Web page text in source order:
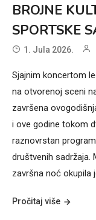
BROJNE
SPORTSKE
1. Jula 2026.
Sjajnim koncertom
na otvorenoj sceni
završena
i ove godine tokom
raznovrstan
društvenih sadržaja.
završna noć okupila
Pročitaj više